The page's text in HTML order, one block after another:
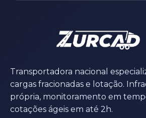
Transportadora nacional
cargas fracionadas e lotação.
própria, monitoramento em
cotações ágeis em até 2h.